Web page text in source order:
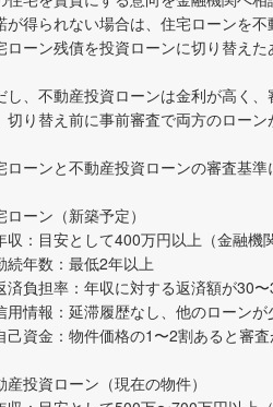
が得られない場合は、住宅ローンを
ローン残債を投資ローンに切り替え
し、不動産投資ローンは金利が高く
切り替え前に事前審査で両方のローン
ローンと不動産投資ローンの審査基準
ローン（新築予定）
収：目安として400万円以上（金融機
続年数：最低2年以上
済負担率：年収に対する返済額が30
用情報：延滞履歴なし、他のローン
己資金：物件価格の1〜2割あると審
産投資ローン（現在の物件）